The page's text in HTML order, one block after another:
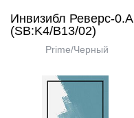
Инвизибл Реверс-0.А
(SB:K4/В13/02)
Prime/Черный